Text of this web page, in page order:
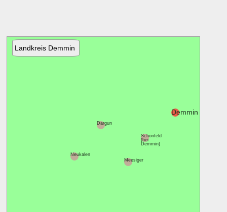
Landkreis Demmin
Schönfeld
(bei
Demmin)
Meesiger
Neukalen
Dargun
Demmin